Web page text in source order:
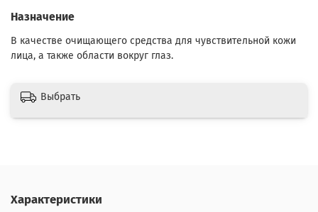
Назначение
В качестве очищающего средства для чувствительной кожи
лица, а также области вокруг глаз.
Выбрать
Характеристики